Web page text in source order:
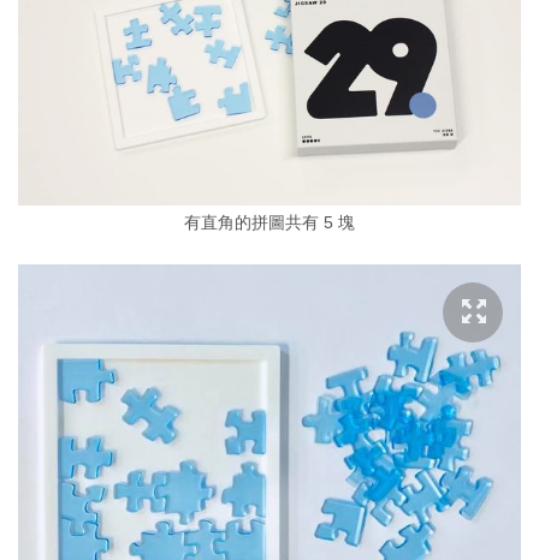
有直角的拼圖共有 5 塊